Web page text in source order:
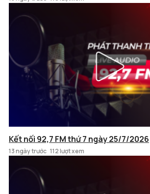
Kết nối 92,7 FM thứ 7 ngày 25/7/2026
13 ngày trước 112 lượt xem